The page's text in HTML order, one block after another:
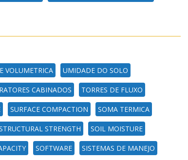
VOLUMETRICA UMIDADE DO SOLO
CABINADOS TORRES DE FLUXO
SURFACE COMPACTION SOMA TERMICA
STRENGTH SOIL MOISTURE
SOFTWARE SISTEMAS DE MANEJO